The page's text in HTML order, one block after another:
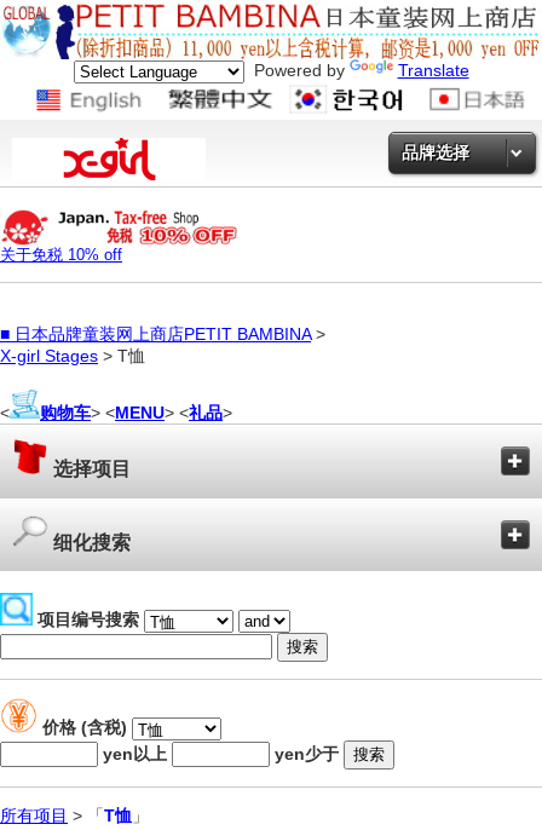
Powered by Translate
品牌选择
关于免税 10% off
■ 日本品牌童装网上商店PETIT BAMBINA>
X-girl Stages > T恤
< 购物车> <MENU> <礼品>
选择项目
细化搜索
项目编号搜索
价格 (含税)
yen以上
yen少于
所有项目 > 「T恤 」